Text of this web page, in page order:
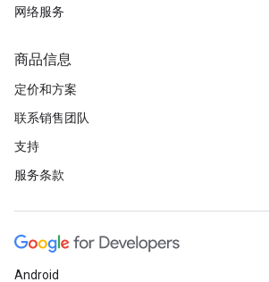
网络服务
商品信息
定价和方案
联系销售团队
支持
服务条款
Android